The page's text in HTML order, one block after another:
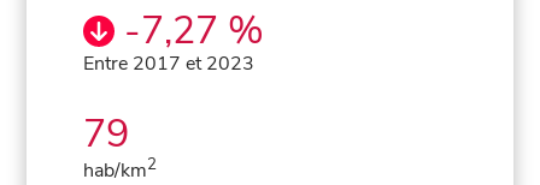
-7,27 %
Entre 2017 et 2023
79
hab/km2